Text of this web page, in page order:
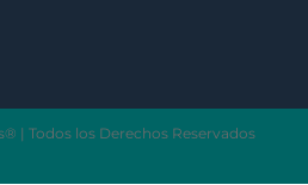
| Todos los Derechos Reservados